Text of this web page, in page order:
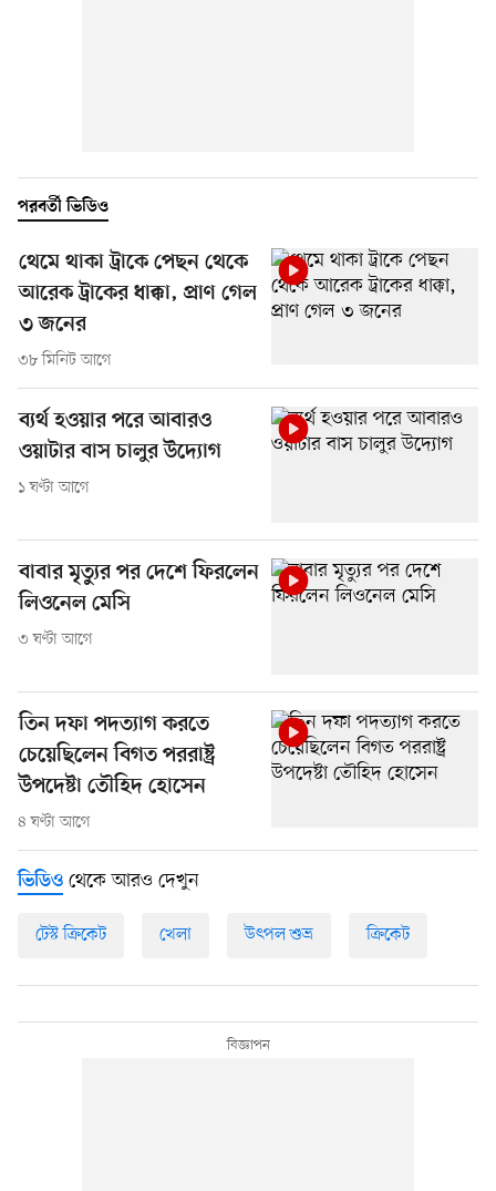
পরবর্তী ভিডিও
থেমে থাকা ট্রাকে পেছন থেকে
আরেক ট্রাকের ধাক্কা, প্রাণ গেল
৩ জনের
৩৮ মিনিট আগে
ব্যর্থ হওয়ার পরে আবারও
ওয়াটার বাস চালুর উদ্যোগ
১ ঘণ্টা আগে
বাবার মৃত্যুর পর দেশে ফিরলেন
লিওনেল মেসি
৩ ঘণ্টা আগে
তিন দফা পদত্যাগ করতে
চেয়েছিলেন বিগত পররাষ্ট্র
উপদেষ্টা তৌহিদ হোসেন
৪ ঘণ্টা আগে
ভিডিও থেকে আরও দেখুন
টেস্ট ক্রিকেট খেলা উৎপল শুভ্র ক্রিকেট